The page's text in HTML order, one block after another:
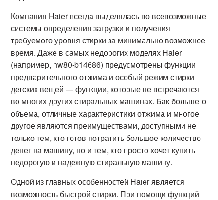
Компания Haier всегда выделялась во всевозможные
системы определения загрузки и получения
требуемого уровня стирки за минимально возможное
время. Даже в самых недорогих моделях Haier
(например, hw80-b14686) предусмотрены функции
предварительного отжима и особый режим стирки
детских вещей — функции, которые не встречаются
во многих других стиральных машинах. Бак большего
объема, отличные характеристики отжима и многое
другое являются преимуществами, доступными не
только тем, кто готов потратить большое количество
денег на машину, но и тем, кто просто хочет купить
недорогую и надежную стиральную машину.
Одной из главных особенностей Haier является
возможность быстрой стирки. При помощи функций